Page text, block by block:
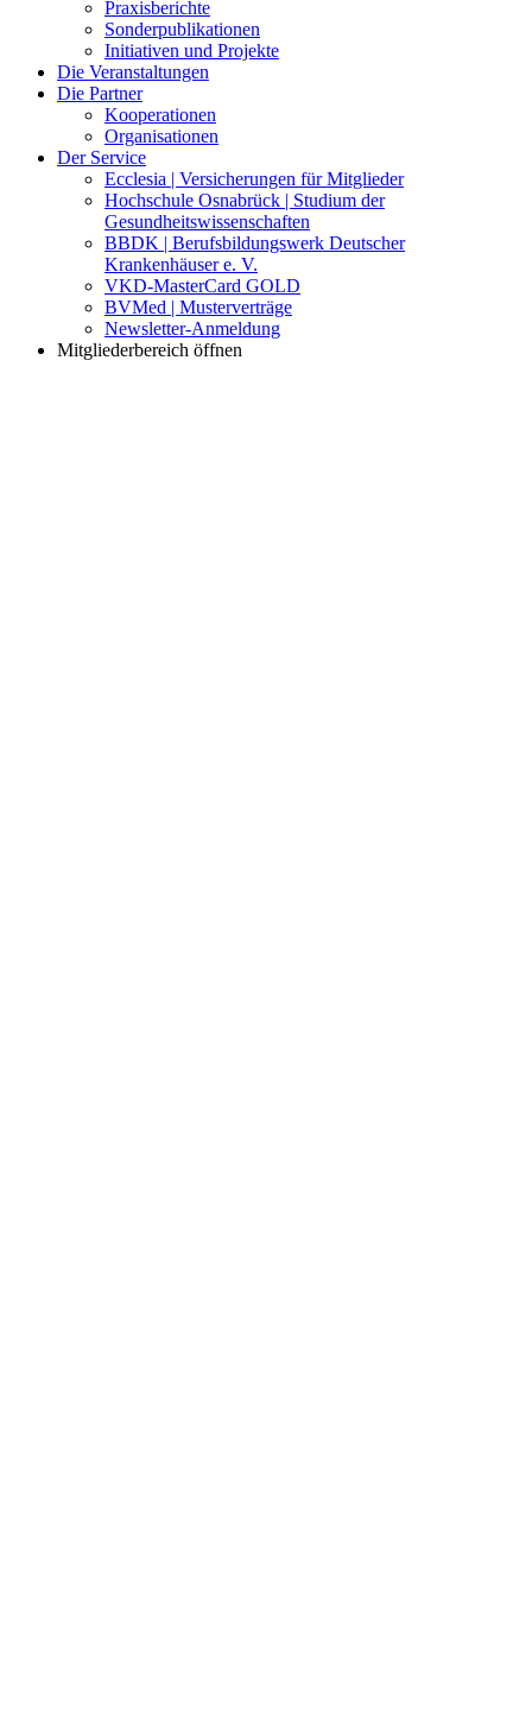
Praxisberichte
Sonderpublikationen
Initiativen und Projekte
Die Veranstaltungen
Die Partner
Kooperationen
Organisationen
Der Service
Ecclesia | Versicherungen für Mitglieder
Hochschule Osnabrück | Studium der
Gesundheitswissenschaften
BBDK | Berufsbildungswerk Deutscher
Krankenhäuser e. V.
VKD-MasterCard GOLD
BVMed | Musterverträge
Newsletter-Anmeldung
Mitgliederbereich öffnen